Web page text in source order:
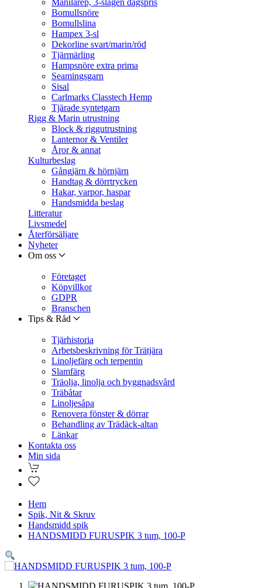
Manilarep, 3-slagen dagspris
Bomullsnöre
Bomullslina
Hampex 3-sl
Dekorline svart/marin/röd
Tjärmärling
Hampsnöre extra prima
Seamingsgarn
Sisal
Carlmarks Classtech Hemp
Tjärade syntetgarn
Rigg & Marin utrustning
Block & riggutrustning
Lanternor & Ventiler
Åror & annat
Kulturbeslag
Gångjärn & hörnjärn
Handtag & dörrtrycken
Hakar, varpor, haspar
Handsmidda beslag
Litteratur
Livsmedel
Återförsäljare
Nyheter
Om oss
Företaget
Köpvillkor
GDPR
Branschen
Tips & Råd
Tjärhistoria
Arbetsbeskrivning för Trätjära
Linoljefärg och terpentin
Slamfärg
Träolja, linolja och byggnadsvård
Träbåtar
Linoljesåpa
Renovera fönster & dörrar
Behandling av Trädäck-altan
Länkar
Kontakta oss
Min sida
Hem
Spik, Nit & Skruv
Handsmidd spik
HANDSMIDD FURUSPIK 3 tum, 100-P